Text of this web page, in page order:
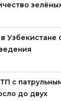
Узбекистане
с
до двух